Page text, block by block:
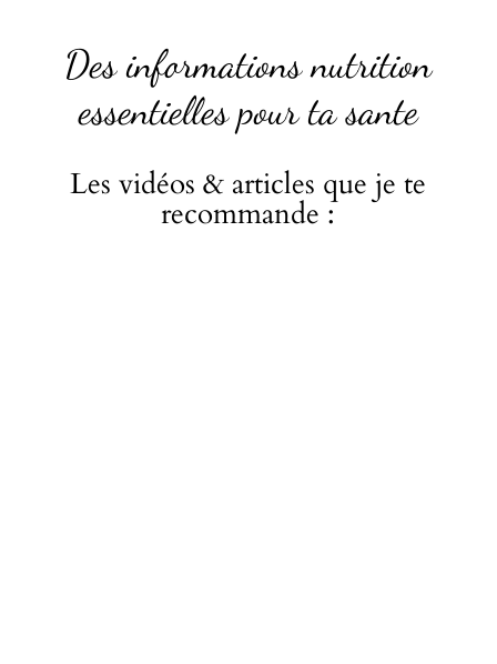
Des informations nutrition
essentielles pour ta sante
Les vidéos & articles que je te
recommande :